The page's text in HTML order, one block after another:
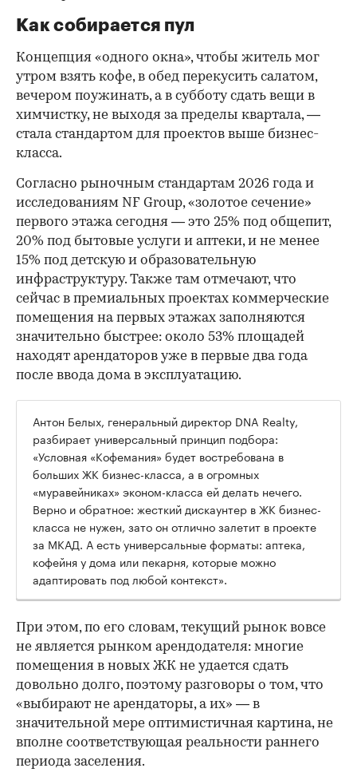
Как собирается пул
Концепция «одного окна», чтобы житель мог
утром взять кофе, в обед перекусить салатом,
вечером поужинать, а в субботу сдать вещи в
химчистку, не выходя за пределы квартала, —
стала стандартом для проектов выше бизнес-
класса.
Согласно рыночным стандартам 2026 года и
исследованиям NF Group, «золотое сечение»
первого этажа сегодня — это 25% под общепит,
20% под бытовые услуги и аптеки, и не менее
15% под детскую и образовательную
инфраструктуру. Также там отмечают, что
сейчас в премиальных проектах коммерческие
помещения на первых этажах заполняются
значительно быстрее: около 53% площадей
находят арендаторов уже в первые два года
после ввода дома в эксплуатацию.
Антон Белых, генеральный директор DNA Realty,
разбирает универсальный принцип подбора:
«Условная «Кофемания» будет востребована в
больших ЖК бизнес-класса, а в огромных
«муравейниках» эконом-класса ей делать нечего.
Верно и обратное: жесткий дискаунтер в ЖК бизнес-
класса не нужен, зато он отлично залетит в проекте
за МКАД. А есть универсальные форматы: аптека,
кофейня у дома или пекарня, которые можно
адаптировать под любой контекст».
При этом, по его словам, текущий рынок вовсе
не является рынком арендодателя: многие
помещения в новых ЖК не удается сдать
довольно долго, поэтому разговоры о том, что
«выбирают не арендаторы, а их» — в
значительной мере оптимистичная картина, не
вполне соответствующая реальности раннего
периода заселения.